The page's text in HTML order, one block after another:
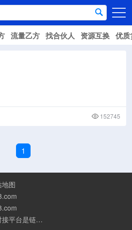
流量乙方 找合伙人 资源互换 优
152745
1
地图
平台介绍：企谈商务资源对接平台是链接资源人脉与客户的平台,也是地推app接任务平台、地推拉新团队接单平台。平台汇聚100W+商务资源，地推拉新、APP推广、BD异业合作等业务可免费发布。同时全国的地推团队和个人都可在地推接单平台找到赚钱项目和分享交流地推问题。